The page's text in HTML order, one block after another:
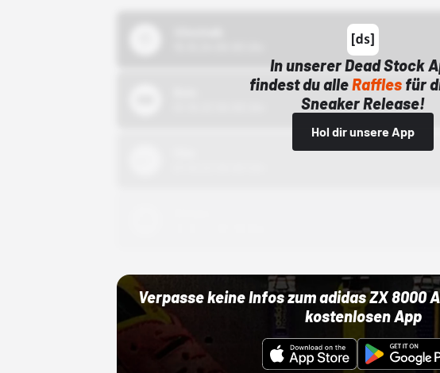
In unserer Dead Stock
findest du alleRaffles für
Sneaker Release!
Hol dir unsere App
Verpasse keine Infos zum adidas ZX 8000
kostenlosen App